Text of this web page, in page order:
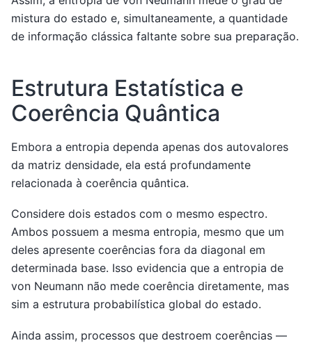
mistura do estado e, simultaneamente, a quantidade
de informação clássica faltante sobre sua preparação.
Estrutura Estatística e
Coerência Quântica
Embora a entropia dependa apenas dos autovalores
da matriz densidade, ela está profundamente
relacionada à coerência quântica.
Considere dois estados com o mesmo espectro.
Ambos possuem a mesma entropia, mesmo que um
deles apresente coerências fora da diagonal em
determinada base. Isso evidencia que a entropia de
von Neumann não mede coerência diretamente, mas
sim a estrutura probabilística global do estado.
Ainda assim, processos que destroem coerências —